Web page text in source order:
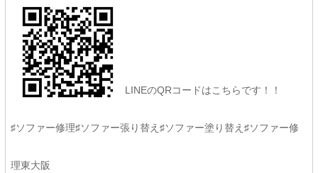
LINEのQRコードはこちらです！！
♯ソファー修理♯ソファー張り替え♯ソファー塗り替え♯ソファー修
理東大阪